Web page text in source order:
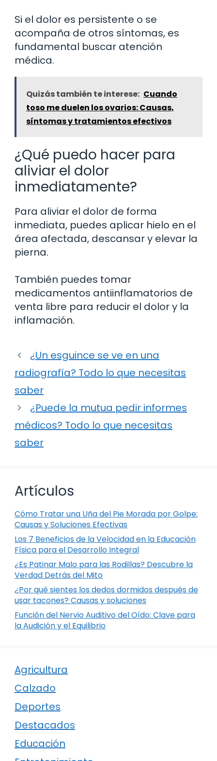
Si el dolor es persistente o se
acompaña de otros síntomas, es
fundamental buscar atención
médica.
Quizás también te interese: Cuando
toso me duelen los ovarios: Causas,
síntomas y tratamientos efectivos
¿Qué puedo hacer para
aliviar el dolor
inmediatamente?
Para aliviar el dolor de forma
inmediata, puedes aplicar hielo en el
área afectada, descansar y elevar la
pierna.
También puedes tomar
medicamentos antiinflamatorios de
venta libre para reducir el dolor y la
inflamación.
¿Un esguince se ve en una
radiografía? Todo lo que necesitas
saber
¿Puede la mutua pedir informes
médicos? Todo lo que necesitas
saber
Artículos
Cómo Tratar una Uña del Pie Morada por Golpe:
Causas y Soluciones Efectivas
Los 7 Beneficios de la Velocidad en la Educación
Física para el Desarrollo Integral
¿Es Patinar Malo para las Rodillas? Descubre la
Verdad Detrás del Mito
¿Por qué sientes los dedos dormidos después de
usar tacones? Causas y soluciones
Función del Nervio Auditivo del Oído: Clave para
la Audición y el Equilibrio
Agricultura
Calzado
Deportes
Destacados
Educación